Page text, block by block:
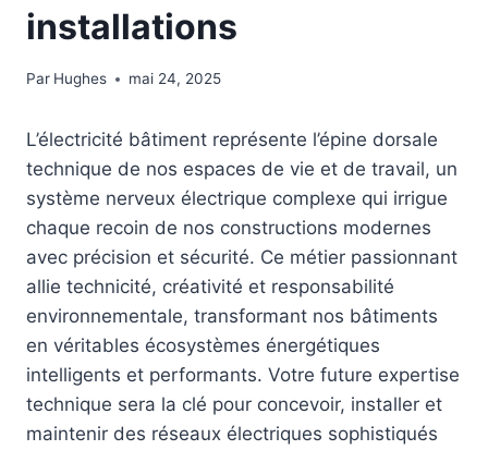
installations
Par Hughes mai 24, 2025
L’électricité bâtiment représente l’épine dorsale
technique de nos espaces de vie et de travail, un
système nerveux électrique complexe qui irrigue
chaque recoin de nos constructions modernes
avec précision et sécurité. Ce métier passionnant
allie technicité, créativité et responsabilité
environnementale, transformant nos bâtiments
en véritables écosystèmes énergétiques
intelligents et performants. Votre future expertise
technique sera la clé pour concevoir, installer et
maintenir des réseaux électriques sophistiqués